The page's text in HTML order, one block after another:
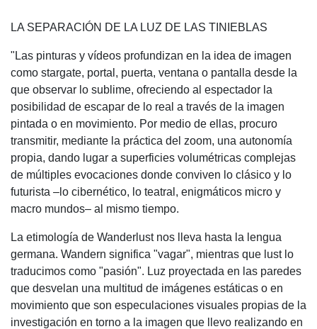
LA SEPARACIÓN DE LA LUZ DE LAS TINIEBLAS
"Las pinturas y vídeos profundizan en la idea de imagen
como stargate, portal, puerta, ventana o pantalla desde la
que observar lo sublime, ofreciendo al espectador la
posibilidad de escapar de lo real a través de la imagen
pintada o en movimiento. Por medio de ellas, procuro
transmitir, mediante la práctica del zoom, una autonomía
propia, dando lugar a superficies volumétricas complejas
de múltiples evocaciones donde conviven lo clásico y lo
futurista –lo cibernético, lo teatral, enigmáticos micro y
macro mundos– al mismo tiempo.
La etimología de Wanderlust nos lleva hasta la lengua
germana. Wandern significa "vagar", mientras que lust lo
traducimos como "pasión". Luz proyectada en las paredes
que desvelan una multitud de imágenes estáticas o en
movimiento que son especulaciones visuales propias de la
investigación en torno a la imagen que llevo realizando en